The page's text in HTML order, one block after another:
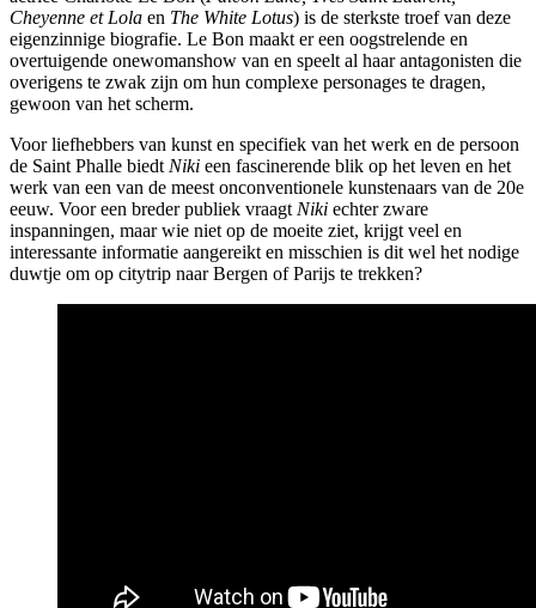
Cheyenne et Lola en The White Lotus) is de sterkste troef van deze
eigenzinnige biografie. Le Bon maakt er een oogstrelende en
overtuigende onewomanshow van en speelt al haar antagonisten die
overigens te zwak zijn om hun complexe personages te dragen,
gewoon van het scherm.
Voor liefhebbers van kunst en specifiek van het werk en de persoon
de Saint Phalle biedt Niki een fascinerende blik op het leven en het
werk van een van de meest onconventionele kunstenaars van de 20e
eeuw. Voor een breder publiek vraagt Niki echter zware
inspanningen, maar wie niet op de moeite ziet, krijgt veel en
interessante informatie aangereikt en misschien is dit wel het nodige
duwtje om op citytrip naar Bergen of Parijs te trekken?